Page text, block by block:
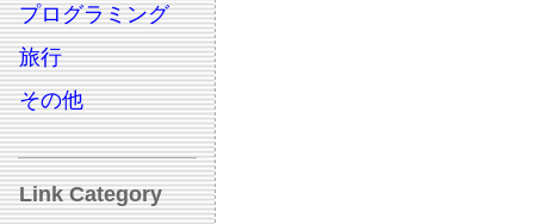
プログラミング
旅行
その他
Link Category